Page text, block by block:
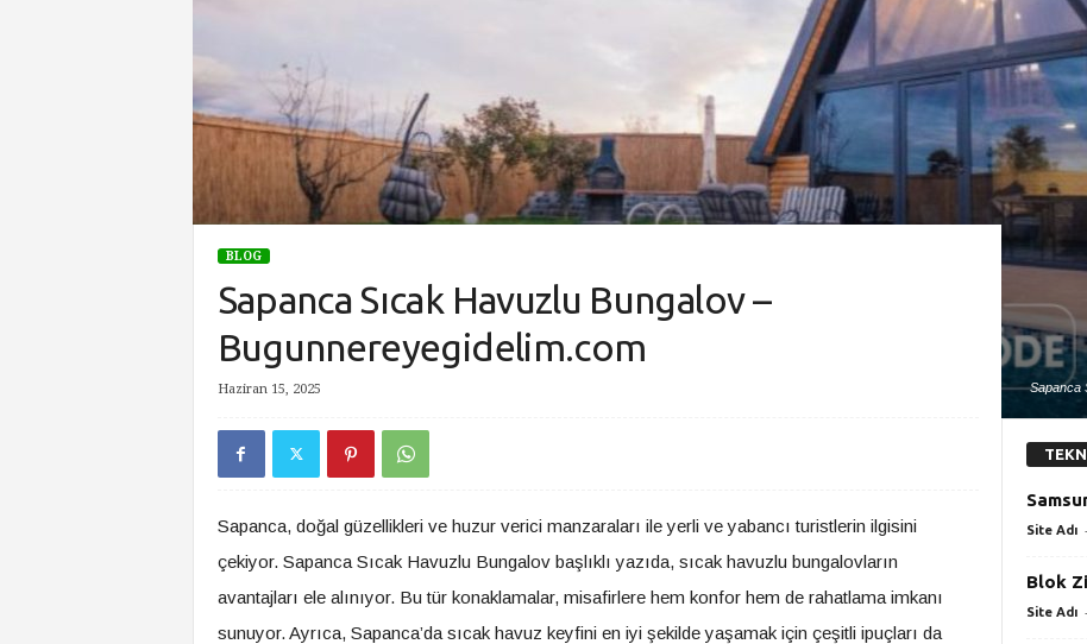
Sapanca
BLOG
Sapanca Sıcak Havuzlu Bungalov –
Bugunnereyegidelim.com
Haziran 15, 2025
Sapanca, doğal güzellikleri ve huzur verici manzaraları ile yerli ve yabancı turistlerin ilgisini
çekiyor. Sapanca Sıcak Havuzlu Bungalov başlıklı yazıda, sıcak havuzlu bungalovların
avantajları ele alınıyor. Bu tür konaklamalar, misafirlere hem konfor hem de rahatlama imkanı
sunuyor. Ayrıca, Sapanca’da sıcak havuz keyfini en iyi şekilde yaşamak için çeşitli ipuçları da
Site Adı -
Blok
Site Adı -